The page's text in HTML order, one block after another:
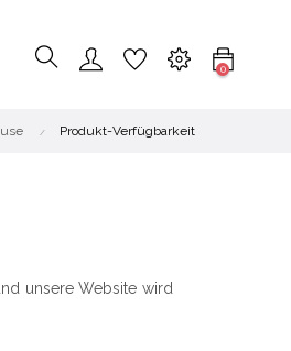
0
Produkt-Verfügbarkeit
unsere Website wird